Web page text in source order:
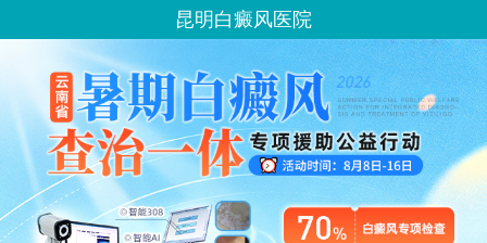
昆明白癜风医院